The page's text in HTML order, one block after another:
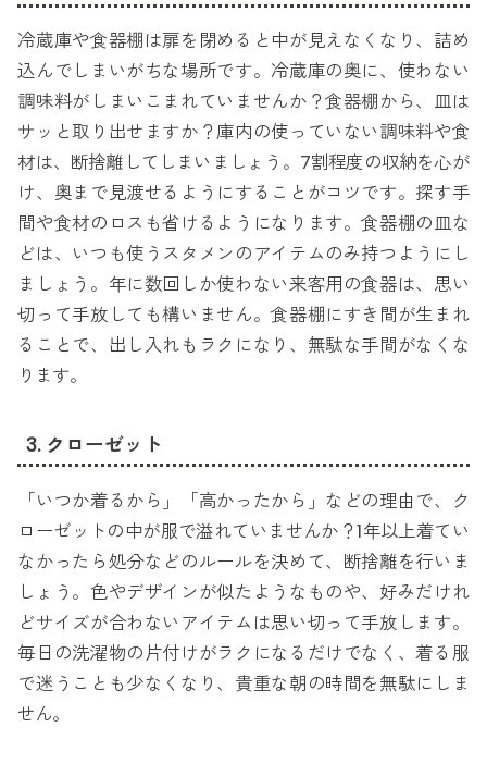
冷蔵庫や食器棚は扉を閉めると中が見えなくなり、詰め
込んでしまいがちな場所です。冷蔵庫の奥に、使わない
調味料がしまいこまれていませんか？食器棚から、皿は
サッと取り出せますか？庫内の使っていない調味料や食
材は、断捨離してしまいましょう。7割程度の収納を心が
け、奥まで見渡せるようにすることがコツです。探す手
間や食材のロスも省けるようになります。食器棚の皿な
どは、いつも使うスタメンのアイテムのみ持つようにし
ましょう。年に数回しか使わない来客用の食器は、思い
切って手放しても構いません。食器棚にすき間が生まれ
ることで、出し入れもラクになり、無駄な手間がなくな
ります。
3. クローゼット
「いつか着るから」「高かったから」などの理由で、ク
ローゼットの中が服で溢れていませんか？1年以上着てい
なかったら処分などのルールを決めて、断捨離を行いま
しょう。色やデザインが似たようなものや、好みだけれ
どサイズが合わないアイテムは思い切って手放します。
毎日の洗濯物の片付けがラクになるだけでなく、着る服
で迷うことも少なくなり、貴重な朝の時間を無駄にしま
せん。